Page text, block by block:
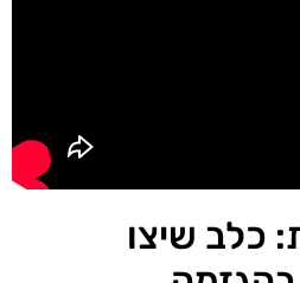
כלב שיצו